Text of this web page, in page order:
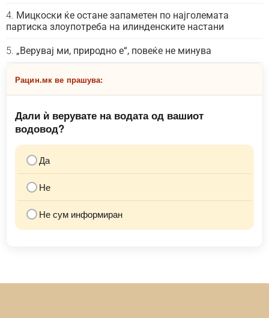
Мицкоски ќе остане запаметен по најголемата
партиска злоупотреба на илинденските настани
„Верувај ми, природно е“, повеќе не минува
Рацин.мк ве прашува:
Дали ѝ верувате на водата од вашиот
водовод?
Да
Не
Не сум информиран